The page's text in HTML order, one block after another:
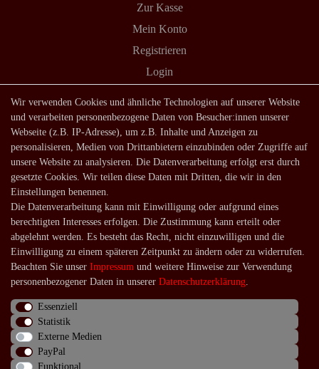
Zur Kasse
Mein Konto
Registrieren
Login
Shop
Lagerverkauf
Zahlungsarten
Versandarten und -kosten
Service
Kontakt
Häufige Fragen
Über uns
Impressum
Wir verwenden Cookies und ähnliche Technologien auf unserer Website
und verarbeiten personenbezogene Daten von Besucher:innen unserer
Webseite (z.B. IP-Adresse), um z.B. Inhalte und Anzeigen zu
personalisieren, Medien von Drittanbietern einzubinden oder Zugriffe auf
unsere Website zu analysieren. Die Datenverarbeitung erfolgt erst durch
gesetzte Cookies. Wir teilen diese Daten mit Dritten, die wir in den
Einstellungen benennen.
Die Datenverarbeitung kann mit Einwilligung oder aufgrund eines
berechtigten Interesses erfolgen. Die Zustimmung kann erteilt oder
abgelehnt werden. Es besteht das Recht, nicht einzuwilligen und die
Einwilligung zu einem späteren Zeitpunkt zu ändern oder zu widerrufen.
Beachten Sie unser Impressum und weitere Hinweise zur Verwendung
personenbezogener Daten in unserer Daten­schutz­erklärung.
Essenziell
Statistik
Externe Medien
PayPal
Funktional